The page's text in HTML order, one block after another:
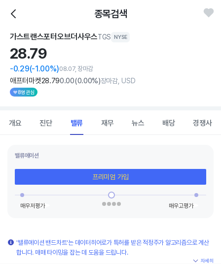
종목검색
가스트랜스포터오브더사우스TGS NYSE
28.79
-0.29(-1.00%)08.07, 장마감
애프터마켓28.790.00(0.00%)장마감, USD
8명 관심
개요 진단 밸류 재무 뉴스 배당 경쟁사
밸류에이션
프리미엄 가입
'밸류에이션 밴드차트'는 데이터히어로가 특허를 받은 적정주가 알고리즘으로 계산
합니다. 매매 타이밍을 잡는 데 도움을 드립니다.
자세히